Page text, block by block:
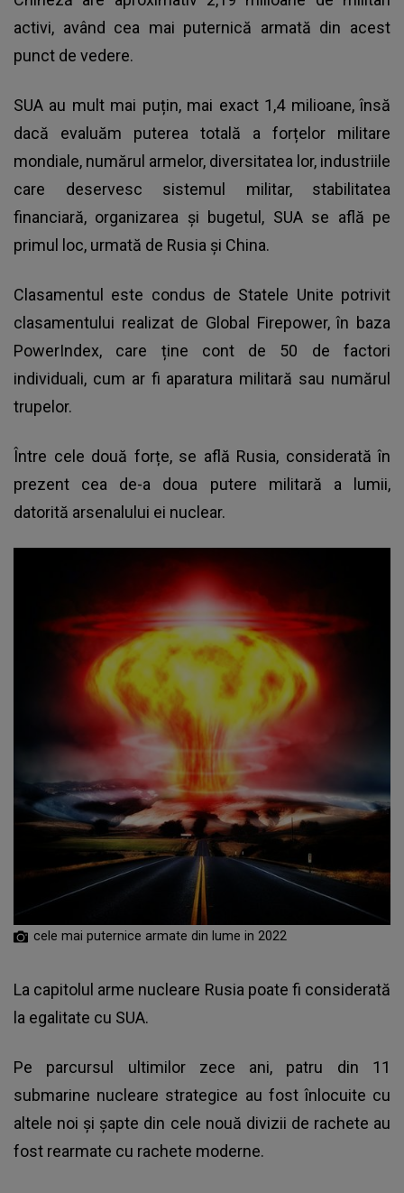
activi, având cea mai puternică armată din acest
punct de vedere.
SUA au mult mai puțin, mai exact 1,4 milioane, însă
dacă evaluăm puterea totală a forțelor militare
mondiale, numărul armelor, diversitatea lor, industriile
care deservesc sistemul militar, stabilitatea
financiară, organizarea și bugetul, SUA se află pe
primul loc, urmată de Rusia și China.
Clasamentul este condus de Statele Unite potrivit
clasamentului realizat de Global Firepower, în baza
PowerIndex, care ține cont de 50 de factori
individuali, cum ar fi aparatura militară sau numărul
trupelor.
Între cele două forțe, se află Rusia, considerată în
prezent cea de-a doua putere militară a lumii,
datorită arsenalului ei nuclear.
cele mai puternice armate din lume in 2022
La capitolul arme nucleare Rusia poate fi considerată
la egalitate cu SUA.
Pe parcursul ultimilor zece ani, patru din 11
submarine nucleare strategice au fost înlocuite cu
altele noi și șapte din cele nouă divizii de rachete au
fost rearmate cu rachete moderne.